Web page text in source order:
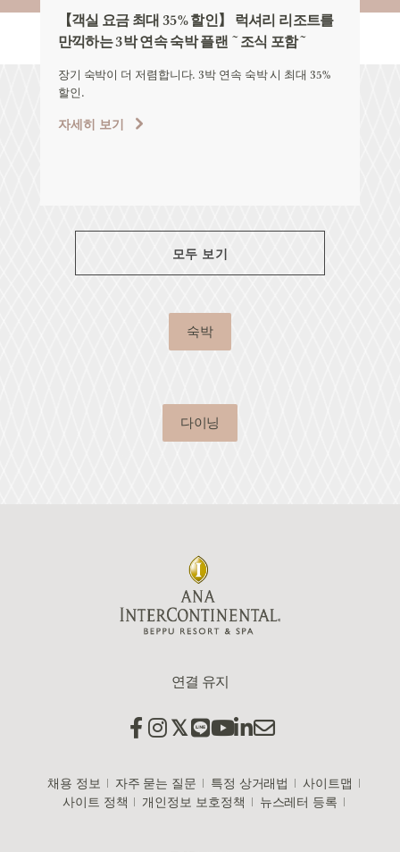
【객실 요금 최대 35% 할인】 럭셔리 리조트를
만끽하는 3박 연속 숙박 플랜 ~조식 포함~
장기 숙박이 더 저렴합니다. 3박 연속 숙박 시 최대 35%
할인.
자세히 보기
【
모두 보기
숙박
다이닝
연결 유지
채용 정보 자주 묻는 질문 특정 상거래법
사이트맵
사이트 정책
개인정보 보호정책 뉴스레터 등록